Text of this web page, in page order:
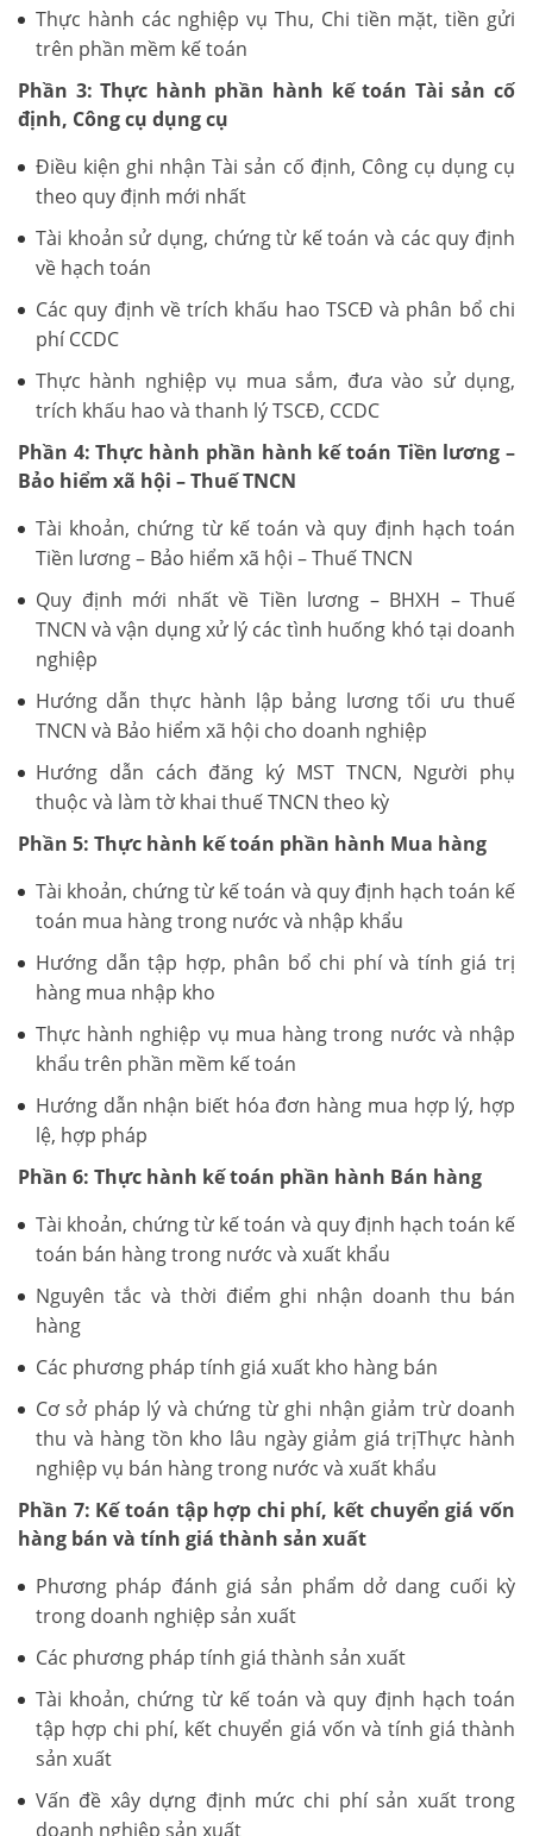
Thực hành các nghiệp vụ Thu, Chi tiền mặt, tiền gửi
trên phần mềm kế toán
Phần 3: Thực hành phần hành kế toán Tài sản cố
định, Công cụ dụng cụ
Điều kiện ghi nhận Tài sản cố định, Công cụ dụng cụ
theo quy định mới nhất
Tài khoản sử dụng, chứng từ kế toán và các quy định
về hạch toán
Các quy định về trích khấu hao TSCĐ và phân bổ chi
phí CCDC
Thực hành nghiệp vụ mua sắm, đưa vào sử dụng,
trích khấu hao và thanh lý TSCĐ, CCDC
Phần 4: Thực hành phần hành kế toán Tiền lương –
Bảo hiểm xã hội – Thuế TNCN
Tài khoản, chứng từ kế toán và quy định hạch toán
Tiền lương – Bảo hiểm xã hội – Thuế TNCN
Quy định mới nhất về Tiền lương – BHXH – Thuế
TNCN và vận dụng xử lý các tình huống khó tại doanh
nghiệp
Hướng dẫn thực hành lập bảng lương tối ưu thuế
TNCN và Bảo hiểm xã hội cho doanh nghiệp
Hướng dẫn cách đăng ký MST TNCN, Người phụ
thuộc và làm tờ khai thuế TNCN theo kỳ
Phần 5: Thực hành kế toán phần hành Mua hàng
Tài khoản, chứng từ kế toán và quy định hạch toán kế
toán mua hàng trong nước và nhập khẩu
Hướng dẫn tập hợp, phân bổ chi phí và tính giá trị
hàng mua nhập kho
Thực hành nghiệp vụ mua hàng trong nước và nhập
khẩu trên phần mềm kế toán
Hướng dẫn nhận biết hóa đơn hàng mua hợp lý, hợp
lệ, hợp pháp
Phần 6: Thực hành kế toán phần hành Bán hàng
Tài khoản, chứng từ kế toán và quy định hạch toán kế
toán bán hàng trong nước và xuất khẩu
Nguyên tắc và thời điểm ghi nhận doanh thu bán
hàng
Các phương pháp tính giá xuất kho hàng bán
Cơ sở pháp lý và chứng từ ghi nhận giảm trừ doanh
thu và hàng tồn kho lâu ngày giảm giá trịThực hành
nghiệp vụ bán hàng trong nước và xuất khẩu
Phần 7: Kế toán tập hợp chi phí, kết chuyển giá vốn
hàng bán và tính giá thành sản xuất
Phương pháp đánh giá sản phẩm dở dang cuối kỳ
trong doanh nghiệp sản xuất
Các phương pháp tính giá thành sản xuất
Tài khoản, chứng từ kế toán và quy định hạch toán
tập hợp chi phí, kết chuyển giá vốn và tính giá thành
sản xuất
Vấn đề xây dựng định mức chi phí sản xuất trong
doanh nghiệp sản xuất